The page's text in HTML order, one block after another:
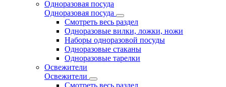
Одноразовая посуда
Одноразовая посуда
Смотреть весь раздел
Одноразовые вилки, ложки, ножи
Наборы одноразовой посуды
Одноразовые стаканы
Одноразовые тарелки
Освежители
Освежители
Смотреть весь раздел